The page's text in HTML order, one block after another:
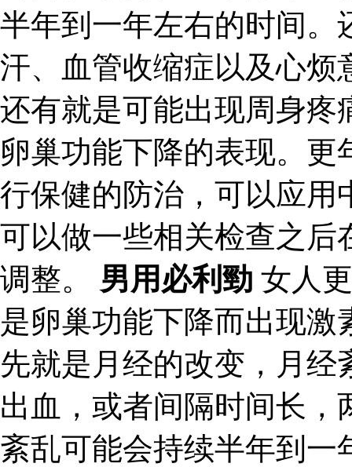
半年到一年左右的时间。
汗、血管收缩症以及心烦
还有就是可能出现周身疼
卵巢功能下降的表现。
行保健的防治，可以应用
可以做一些相关检查之后
调整。 男用必利勁 女人
是卵巢功能下降而出现
先就是月经的改变，月
出血，或者间隔时间长
紊乱可能会持续半年到一